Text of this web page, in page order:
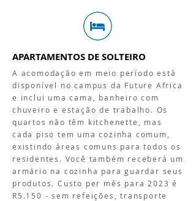
APARTAMENTOS DE SOLTEIRO
A acomodação em meio período está
disponível no campus da Future Africa
e inclui uma cama, banheiro com
chuveiro e estação de trabalho. Os
quartos não têm kitchenette, mas
cada piso tem uma cozinha comum,
existindo áreas comuns para todos os
residentes. Você também receberá um
armário na cozinha para guardar seus
produtos. Custo per mês para 2023 é
R5.150 - sem refeições, transporte